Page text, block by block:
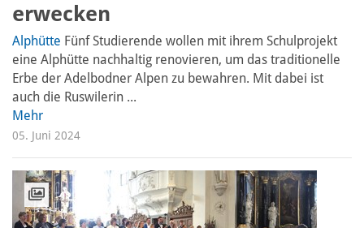
erwecken
Alphütte Fünf Studierende wollen mit ihrem Schulprojekt
eine Alphütte nachhaltig renovieren, um das traditionelle
Erbe der Adelbodner Alpen zu bewahren. Mit dabei ist
auch die Ruswilerin ...
Mehr
05. Juni 2024